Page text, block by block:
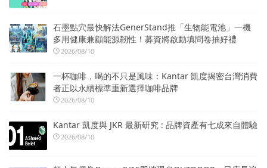
石墨點穴最快解法GenerStand推「生物能電池」一機
多用健康兼顧能源韌性！募資將啟動填問卷抽好禮
2026/08/10
一杯咖啡，喝的不只是風味：Kantar 凱度揭密台灣消費
者正以永續標準重新選擇咖啡品牌
2026/08/10
Kantar 凱度與 JKR 最新研究 : 品牌資產有七成來自體驗
2026/08/10